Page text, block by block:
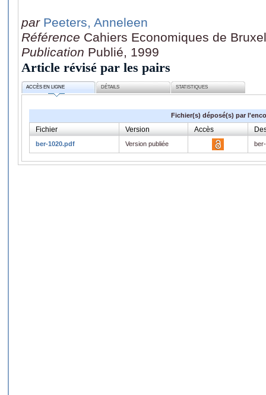
par Peeters, Anneleen
Référence Cahiers Economiques de
Publication Publié, 1999
Article révisé par les pairs
ACCÈS EN LIGNE DÉTAILS STATISTIQUES
Fichier(s) déposé(s) par
Fichier Version Accès
ber-1020.pdf Version publiée